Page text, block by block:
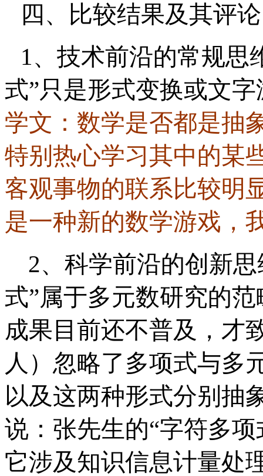
四、比较结果及其评论
1、技术前沿的常规思
式”只是形式变换或文
学文：数学是否都是抽
特别热心学习其中的某
客观事物的联系比较明
是一种新的数学游戏，
2、科学前沿的创新
式”属于多元数研究的
成果目前还不普及，才
人）忽略了多项式与多
以及这两种形式分别抽
说：张先生的“字符多
它涉及知识信息计量处